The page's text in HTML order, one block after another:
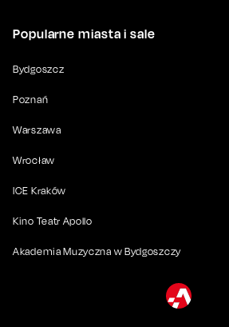
Popularne miasta i sale
Bydgoszcz
Poznań
Warszawa
Wrocław
ICE Kraków
Kino Teatr Apollo
Akademia Muzyczna w Bydgoszczy